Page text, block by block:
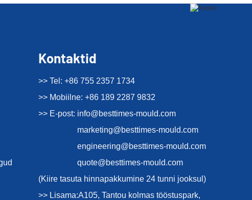
Kontaktid
>> Tel: +86 755 2357 1734
>> Mobiilne: +86 189 2287 9832
>> E-post: info@besttimes-mould.com
marketing@besttimes-mould.com
engineering@besttimes-mould.com
quote@besttimes-mould.com
(Kiire tasuta hinnapakkumine 24 tunni jooksul)
>> Lisama:A105, Tantou kolmas tööstuspark,